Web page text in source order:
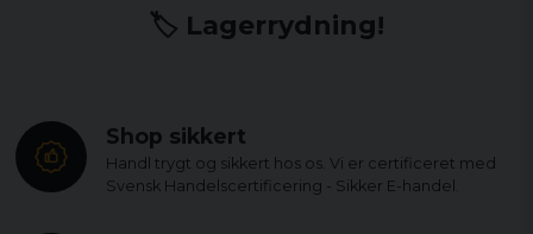
🏷️ Lagerrydning!
Shop sikkert
Handl trygt og sikkert hos os. Vi er certificeret med
Svensk Handelscertificering - Sikker E-handel.